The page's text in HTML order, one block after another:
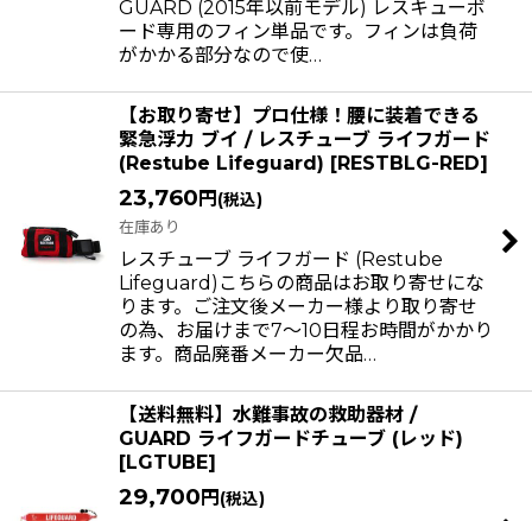
GUARD (2015年以前モデル) レスキューボ
ード専用のフィン単品です。フィンは負荷
がかかる部分なので使…
【お取り寄せ】プロ仕様！腰に装着できる
緊急浮力 ブイ / レスチューブ ライフガード
(Restube Lifeguard) [RESTBLG-RED]
23,760 円 (税込)
在庫あり
レスチューブ ライフガード (Restube
Lifeguard)こちらの商品はお取り寄せにな
ります。ご注文後メーカー様より取り寄せ
の為、お届けまで7〜10日程お時間がかかり
ます。商品廃番メーカー欠品…
【送料無料】水難事故の救助器材 /
GUARD ライフガードチューブ (レッド)
[LGTUBE]
29,700 円 (税込)